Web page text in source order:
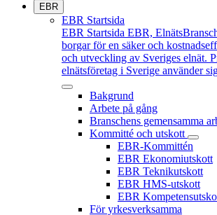
EBR
EBR Startsida
EBR Startsida EBR,
borgar för en säker och
och utveckling av Sveriges elnät.
elnätsföretag i Sverige använder
Bakgrund
Arbete på gång
Branschens gemensamma
Kommitté och utskott
EBR-Kommittén
EBR Ekonomiutskott
EBR Teknikutskott
EBR HMS-utskott
EBR
För yrkesverksamma